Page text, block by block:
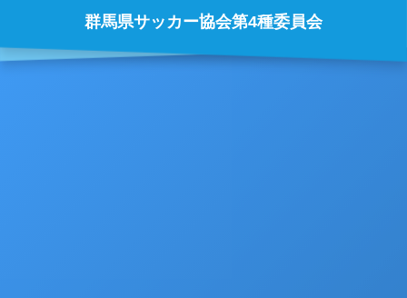
群馬県サッカー協会第4種委員会